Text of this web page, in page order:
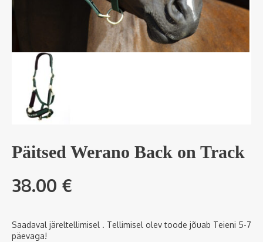
Päitsed Werano Back on Track
38.00 €
Saadaval järeltellimisel . Tellimisel olev toode jõuab Teieni 5-7
päevaga!